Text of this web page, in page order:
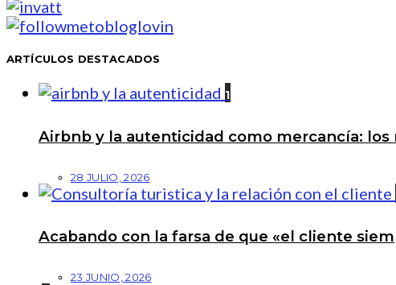
ARTÍCULOS DESTACADOS
1
Airbnb y la autenticidad como mercancía:
28 JULIO, 2026
Acabando con la farsa de que «el cliente
23 JUNIO, 2026